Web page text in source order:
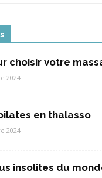
choisir votre
2024
en thalasso
2024
insolites du